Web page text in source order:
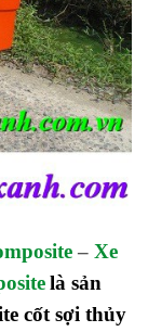
– Xe
là sản
cốt sợi thủy